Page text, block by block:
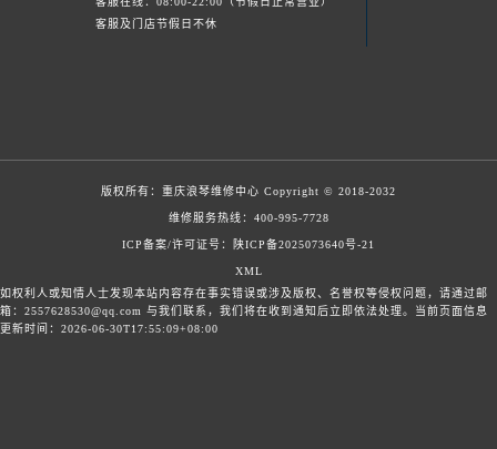
客服及门店节假日不休
版权所有： 重庆浪琴维修中心 Copyright © 2018-2032
维修服务热线： 400-995-7728
ICP备案/许可证号：陕ICP备2025073640号-21
XML
如权利人或知情人士发现本站内容存在事实错误或涉及版权、名誉权等侵权问题，请通过邮
箱：2557628530@qq.com 与我们联系，我们将在收到通知后立即依法处理。当前页面信息
更新时间：2026-06-30T17:55:09+08:00